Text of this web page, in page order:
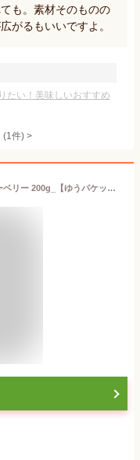
も。素材そのものの
がるもいいですよ。
たい！美味しいおすすめ
(1件) >
【送料無料】有機JAS 有機ドライブルーベリー 200g_【ゆうパケット／送料無料】 アメリカ産 カルチベイト種 ドライフルーツ オーガニック